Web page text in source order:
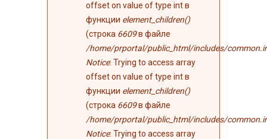
offset on value of type int в
функции element_children()
(строка 6609в файле
/home/prportal/public_html/includes/
Notice: Trying to access array
offset on value of type int в
функции element_children()
(строка 6609в файле
/home/prportal/public_html/includes/
Notice: Trying to access array